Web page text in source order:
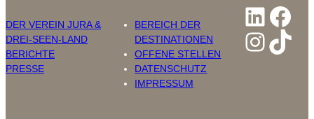
DER VEREIN JURA &
DREI-SEEN-LAND
BERICHTE
PRESSE
BEREICH DER
DESTINATIONEN
OFFENE STELLEN
DATENSCHUTZ
IMPRESSUM